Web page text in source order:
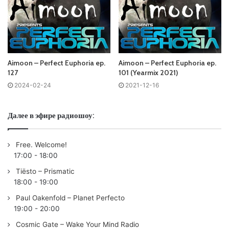
Tracklist:
No playlist
02:40 Kayosa & Tolland – Lumina (Michael Alan Remix) |
05:39Aimoon– Save Me (Mike Mendizabal Remix) |
PERFECT EUPHORIA (ABORA)
09:27 Sergey Salekhov – Stellar Drift | SUANDA
12:48 Simonic – Damage | INTERPLAY GLOBAL
16:18 K.O.V.I. Project – Mercury | ALTER EGO
20:26 Thomas Nikki & William Silva & NELLY TGM – Here I
Aimoon – Perfect Euphoria ep.
127
2024-02-24
Aimoon – Perfect Euphoria ep.
101 (Yearmix 2021)
2021-12-16
Далее в эфире радиошоу:
Free. Welcome!
17:00 - 18:00
Tiësto – Prismatic
18:00 - 19:00
Paul Oakenfold – Planet Perfecto
19:00 - 20:00
Cosmic Gate – Wake Your Mind Radio